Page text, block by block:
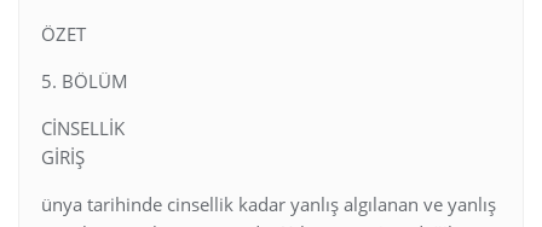
ÖZET
5. BÖLÜM
CİNSELLİK
GİRİŞ
ünya tarihinde cinsellik kadar yanlış algılanan ve yanlış